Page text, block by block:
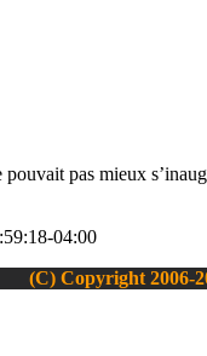
pas mieux
04:00
(C) Copyright 2006-